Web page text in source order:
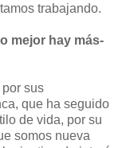
trabajando.
mejor hay más-
sus
que ha seguido
de vida, por su
somos nueva